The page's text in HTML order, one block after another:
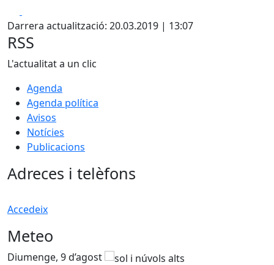
Darrera actualització: 20.03.2019 | 13:07
RSS
L'actualitat a un clic
Agenda
Agenda política
Avisos
Notícies
Publicacions
Adreces i telèfons
Accedeix
Meteo
Diumenge, 9 d’agost